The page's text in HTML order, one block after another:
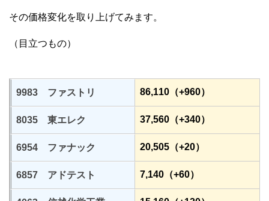
その価格変化を取り上げてみます。
（目立つもの）
9983 ファストリ 86,110（+960）
8035 東エレク 37,560（+340）
6954 ファナック 20,505（+20）
6857 アドテスト 7,140（+60）